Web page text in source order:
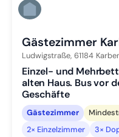
Gästezimmer
Ludwigstraße, 61184
Einzel- und
alten Haus. Bus vor
Geschäfte
Gästezimmer
2× Einzelzimmer
3×